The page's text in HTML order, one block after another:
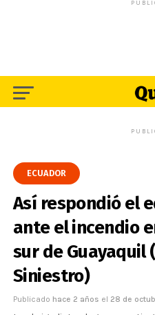
ECUADOR
Así respondió el
ante el incendio
sur de Guayaquil
Siniestro)
Publicado hace 2 años el 28 de